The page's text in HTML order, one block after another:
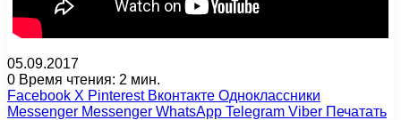
05.09.2017
0 Время чтения: 2 мин.
Facebook X Pinterest Вконтакте Одноклассники
Messenger Messenger WhatsApp Telegram Viber Печатать